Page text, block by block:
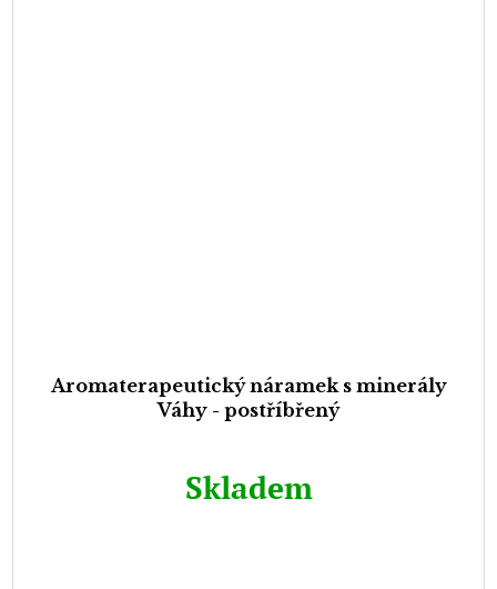
Aromaterapeutický náramek s minerály
Váhy - postříbřený
Skladem